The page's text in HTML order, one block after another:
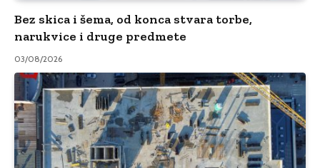
Bez skica i šema, od konca stvara torbe,
narukvice i druge predmete
03/08/2026